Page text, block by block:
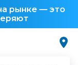
рынке — это